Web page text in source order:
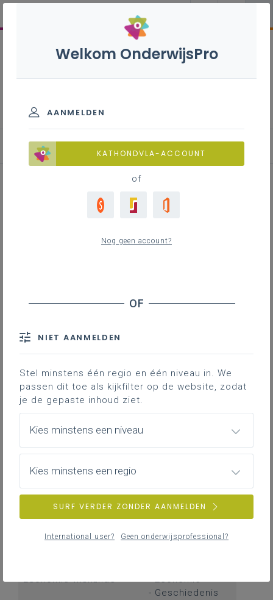
Leerplannen met onderzoekscompetentie per
gerealiseerd in samenhang met specifieke
specifieke minimumdoelen.
Voor elk leerplan vind je op de leerplanpagina
meer informatie over en een aantal mogelijke
voorbeelden van hoe je via specifieke
inhouden van dit leerplan met je leerlingen
kan werken aan de onderzoekscompetentie.
Domeinoverschrijdende
D-finaliteit
mogelijk via volgende
Economie-moderne
- Economie
- Engels
- Frans
- Nederlands
Economie-wiskunde
- Economie
- Geschiedenis
Welkom OnderwijsPro
AANMELDEN
KATHONDVLA-ACCOUNT
of
Nog geen account?
NIET AANMELDEN
Stel minstens één regio en één niveau in. We
passen dit toe als kijkfilter op de website, zodat
je de gepaste inhoud ziet.
Kies minstens een niveau
Kies minstens een regio
SURF VERDER ZONDER AANMELDEN
International user? Geen onderwijsprofessional?